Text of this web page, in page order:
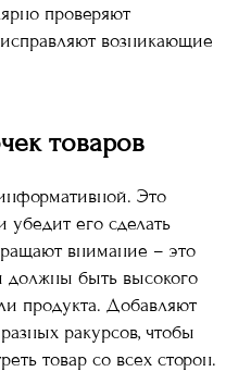
проверяют
исправляют возникающие
товаров
Это
убедит его сделать
внимание – это
быть высокого
продукта. Добавляют
ракурсов, чтобы
товар со всех сторон.